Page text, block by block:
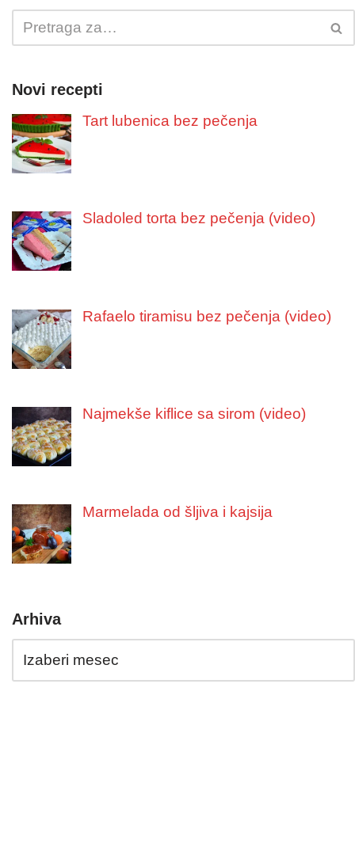
Novi recepti
Tart lubenica bez pečenja
Sladoled torta bez pečenja (video)
Rafaelo tiramisu bez pečenja (video)
Najmekše kiflice sa sirom (video)
Marmelada od šljiva i kajsija
Arhiva